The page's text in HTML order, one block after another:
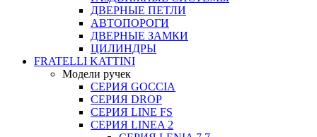
ДВЕРНЫЕ ПЕТЛИ
АВТОПОРОГИ
ДВЕРНЫЕ ЗАМКИ
ЦИЛИНДРЫ
FRATELLI KATTINI
Модели ручек
СЕРИЯ GOCCIA
СЕРИЯ DROP
СЕРИЯ LINE FS
СЕРИЯ LINEA 2